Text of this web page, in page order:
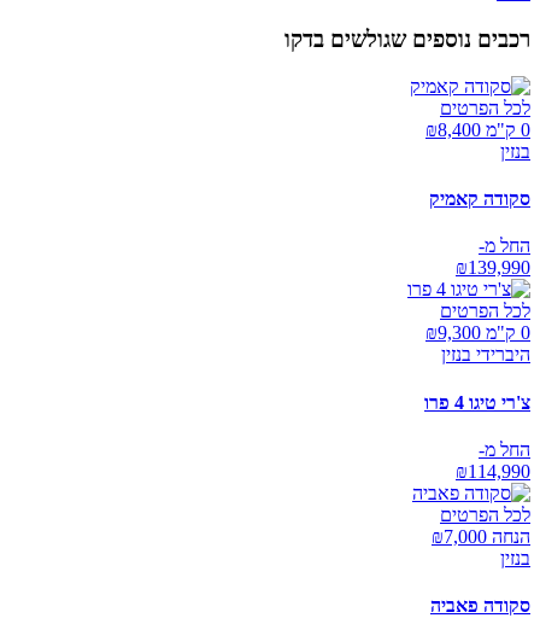
רכבים נוספים שגולשים בדקו
לכל הפרטים
0 ק"מ ₪
8,400
בנזין
סקודה קאמיק
החל מ-
₪139,990
לכל הפרטים
0 ק"מ ₪
9,300
היברידי בנזין
צ'רי טיגו 4 פרו
החל מ-
₪114,990
לכל הפרטים
הנחה ₪ 7,000
בנזין
סקודה פאביה